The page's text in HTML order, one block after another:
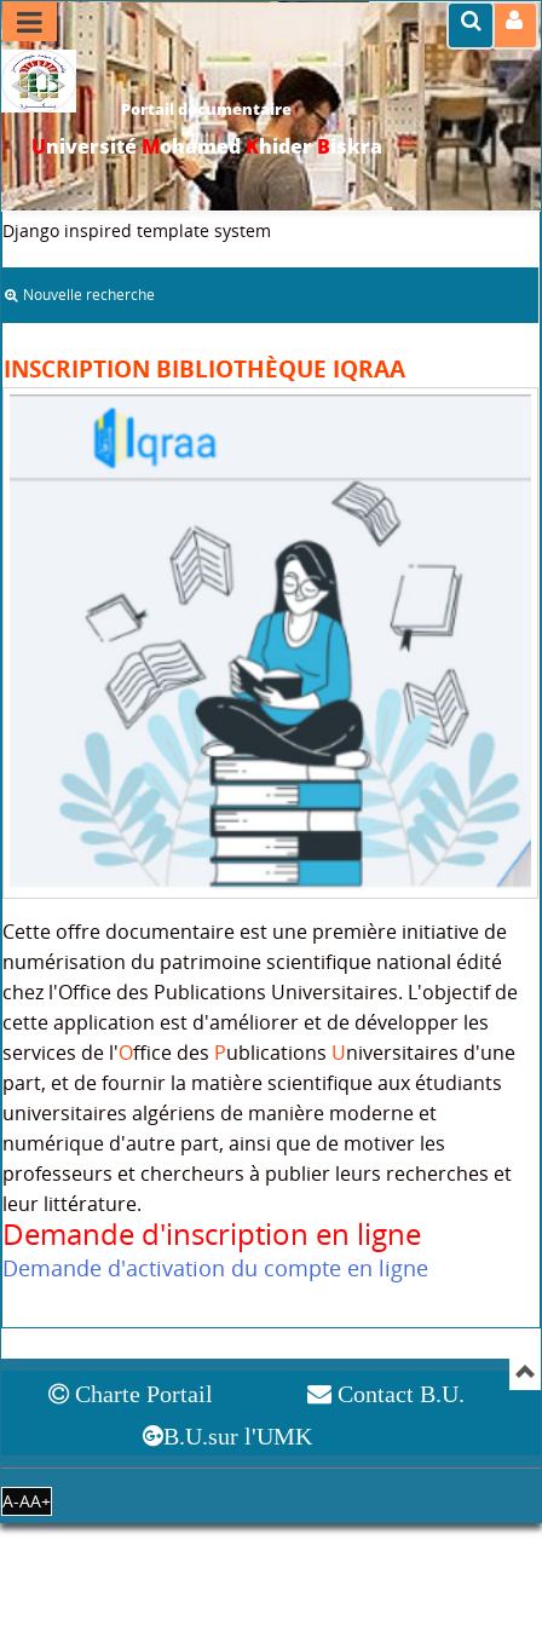
Portail documentaire
UniversitéMohamedKhiderBiskra
>>Accueil>infos pratiques >Inscription bibliothèque iqraa
Django inspired template system
Nouvelle recherche
INSCRIPTION BIBLIOTHÈQUE IQRAA
Cette offre documentaire est une première initiative de
numérisation du patrimoine scientifique national édité
chez l'Office des Publications Universitaires. L'objectif de
cette application est d'améliorer et de développer les
services de l'Office des Publications Universitaires d'une
part, et de fournir la matière scientifique aux étudiants
universitaires algériens de manière moderne et
numérique d'autre part, ainsi que de motiver les
professeurs et chercheurs à publier leurs recherches et
leur littérature.
Demande d'inscription en ligne
Demande d'activation du compte en ligne
Charte Portail
Contact B.U.
B.U.sur l'UMK
A-AA+